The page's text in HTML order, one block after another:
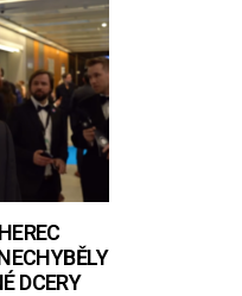
DCERY